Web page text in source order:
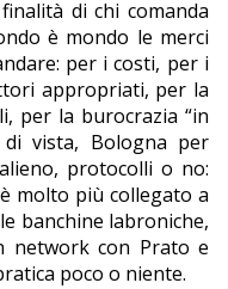
di chi comanda
è mondo le merci
per i costi, per i
appropriati, per la
per la burocrazia “in
vista, Bologna per
protocolli o no:
molto più collegato a
banchine labroniche,
network con Prato e
poco o niente.